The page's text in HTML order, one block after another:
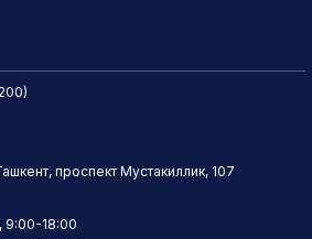
проспект Мустакиллик, 107
9:00-18:00